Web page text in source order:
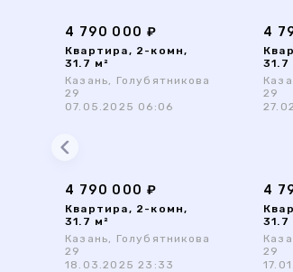
4 790 000 ₽
Квартира, 2-комн,
31.7 м²
Казань, Голубятникова
29
07.05.2025 06:06
4
31.7
29
4 790 000 ₽
Квартира, 2-комн,
31.7 м²
Казань, Голубятникова
29
18.03.2025 23:33
4
31.7
29